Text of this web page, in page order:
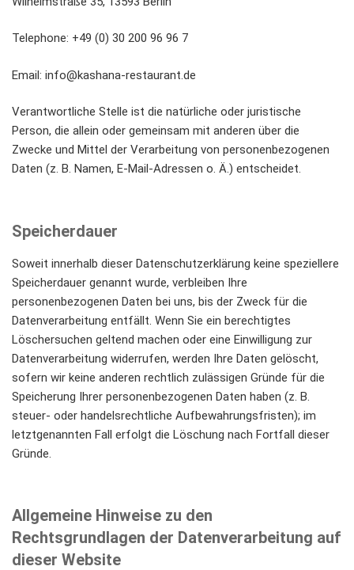
Telephone: +49 (0) 30 200 96 96 7
Email: info@kashana-restaurant.de
Verantwortliche Stelle ist die natürliche oder juristische
Person, die allein oder gemeinsam mit anderen über die
Zwecke und Mittel der Verarbeitung von personenbezogenen
Daten (z. B. Namen, E-Mail-Adressen o. Ä.) entscheidet.
Speicherdauer
Soweit innerhalb dieser Datenschutzerklärung keine speziellere
Speicherdauer genannt wurde, verbleiben Ihre
personenbezogenen Daten bei uns, bis der Zweck für die
Datenverarbeitung entfällt. Wenn Sie ein berechtigtes
Löschersuchen geltend machen oder eine Einwilligung zur
Datenverarbeitung widerrufen, werden Ihre Daten gelöscht,
sofern wir keine anderen rechtlich zulässigen Gründe für die
Speicherung Ihrer personenbezogenen Daten haben (z. B.
steuer- oder handelsrechtliche Aufbewahrungsfristen); im
letztgenannten Fall erfolgt die Löschung nach Fortfall dieser
Gründe.
Allgemeine Hinweise zu den
Rechtsgrundlagen der Datenverarbeitung auf
dieser Website